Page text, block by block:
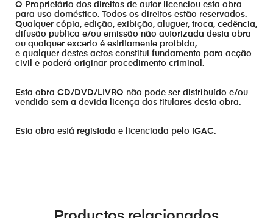
O Proprietário dos direitos de autor licenciou esta obra
para uso doméstico. Todos os direitos estão reservados.
Qualquer cópia, edição, exibição, aluguer, troca, cedência,
difusão publica e/ou emissão não autorizada desta obra
ou qualquer excerto é estritamente proibida,
e qualquer destes actos constitui fundamento para acção
civil e poderá originar procedimento criminal.
Esta obra CD/DVD/LIVRO não pode ser distribuído e/ou
vendido sem a devida licença dos titulares desta obra.
Esta obra está registada e licenciada pelo IGAC.